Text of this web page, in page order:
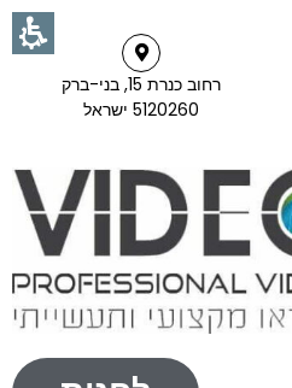
רחוב כנרת 15, בני-ברק
5120260 ישראל